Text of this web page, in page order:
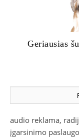
Geriausias
audio reklama,
įgarsinimo